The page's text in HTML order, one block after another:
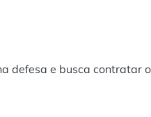
defesa e busca contratar